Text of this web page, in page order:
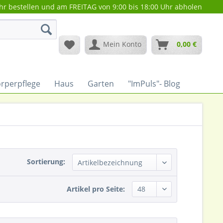
bestellen und am FREITAG von 9:00 bis 18:00 Uhr abholen
Mein Konto 0,00 €
Haus Garten "ImPuls"- Blog
Sortierung:
Artikel pro Seite: